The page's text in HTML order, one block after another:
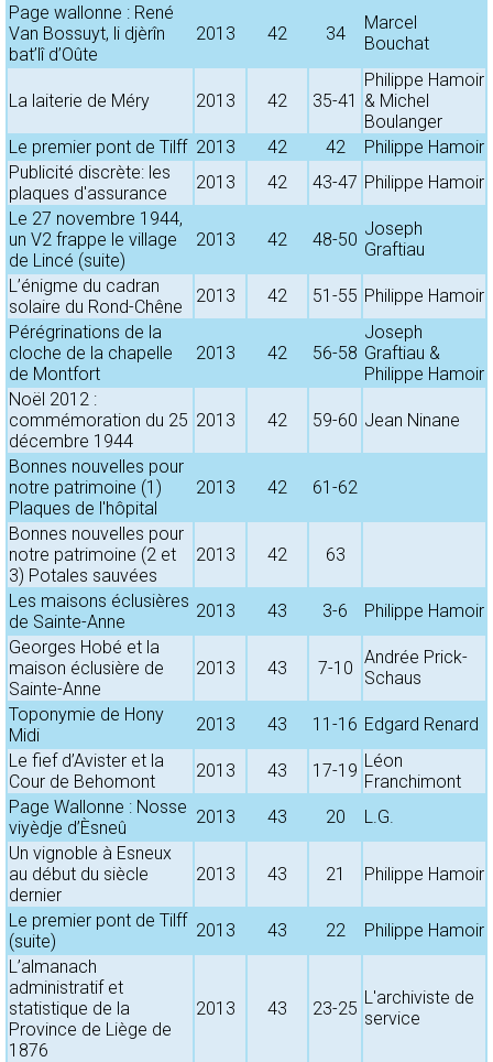
Page wallonne : René
Van Bossuyt, li djèrîn
bat’lî d’Oûte
2013 42 34
Marcel
Bouchat
La laiterie de Méry 2013 42 35-41
Philippe Hamoir
& Michel
Boulanger
Le premier pont de Tilff 2013 42 42
Philippe Hamoir
Publicité discrète: les
plaques d'assurance
2013 42 43-47 Philippe Hamoir
Le 27 novembre 1944,
un V2 frappe le village
de Lincé (suite)
2013 42 48-50
Joseph
Graftiau
L’énigme du cadran
solaire du Rond-Chêne
2013 42 51-55 Philippe Hamoir
Pérégrinations de la
cloche de la chapelle
de Montfort
2013 42 56-58
Joseph
Graftiau &
Philippe Hamoir
Noël 2012 :
commémoration du 25
décembre 1944
2013 42 59-60 Jean Ninane
Bonnes nouvelles pour
notre patrimoine (1)
Plaques de l'hôpital
2013 42 61-62
Bonnes nouvelles pour
notre patrimoine (2 et
3) Potales sauvées
2013 42 63
Les maisons éclusières
de Sainte-Anne
2013 43 3-6
Philippe Hamoir
Georges Hobé et la
maison éclusière de
Sainte-Anne
2013 43 7-10
Andrée Prick-
Schaus
Toponymie de Hony
Midi
2013 43 11-16 Edgard Renard
Le fief d’Avister et la
Cour de Behomont
2013 43 17-19 Léon
Franchimont
Page Wallonne : Nosse
viyèdje d’Èsneû
2013 43 20
L.G.
Un vignoble à Esneux
au début du siècle
dernier
2013 43 21 Philippe Hamoir
Le premier pont de Tilff
(suite)
2013 43 22
Philippe Hamoir
L’almanach
administratif et
statistique de la
Province de Liège de
1876
2013 43 23-25
L'archiviste de
service